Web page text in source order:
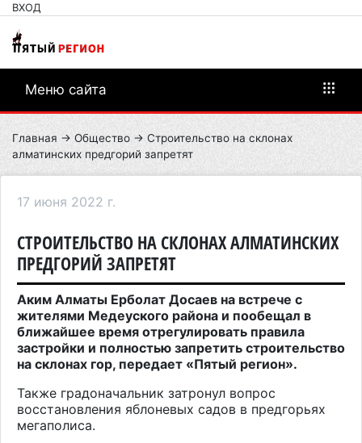
ВХОД
Меню сайта
Главная → Общество → Строительство на склонах
алматинских предгорий запретят
17 июня 2022 г.
СТРОИТЕЛЬСТВО НА СКЛОНАХ АЛМАТИНСКИХ
ПРЕДГОРИЙ ЗАПРЕТЯТ
Аким Алматы Ерболат Досаев на встрече с
жителями Медеуского района и пообещал в
ближайшее время отрегулировать правила
застройки и полностью запретить строительство
на склонах гор, передает «Пятый регион».
Также градоначальник затронул вопрос
восстановления яблоневых садов в предгорьях
мегаполиса.